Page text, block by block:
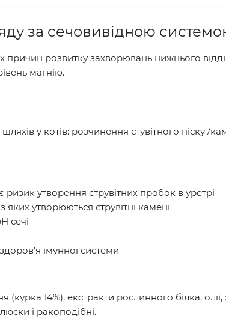
за сечовивідною
розвитку захворювань нижнього
магнію.
у котів: розчинення стувітного піску /
утворення струвітних пробок в уретрі
яких утворюються струвітні камені
сечі
імунної системи
14%), екстракти рослинного білка,
і ракоподібні.